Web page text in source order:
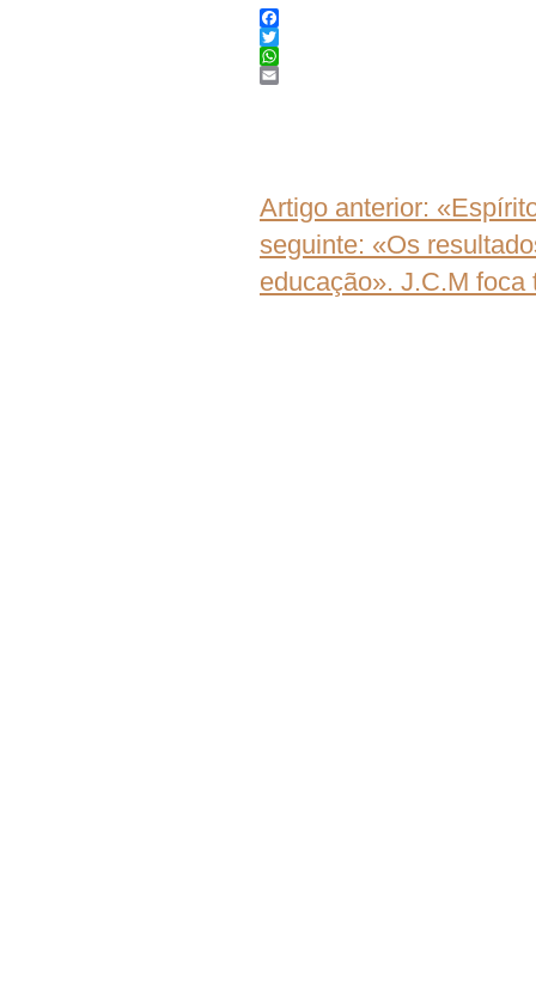
Facebook
Twitter
WhatsApp
Artigo anterior:
seguinte: «Os
educação». J.C.M